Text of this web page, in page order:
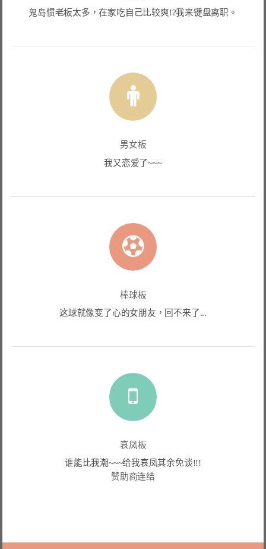
鬼岛惯老板太多，在家吃自己比较爽!?我来键盘离职。
男女板
我又恋爱了~~~
棒球板
这球就像变了心的女朋友，回不来了...
哀凤板
谁能比我潮~~~给我哀凤其余免谈!!!
赞助商连结